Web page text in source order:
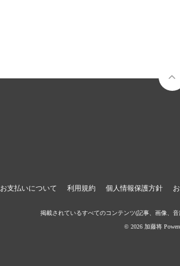
お支払いについて 利用規約 個人情報保護方針
掲載されているすべてのコンテンツ(記事、画像、音
© 2026 加藤将